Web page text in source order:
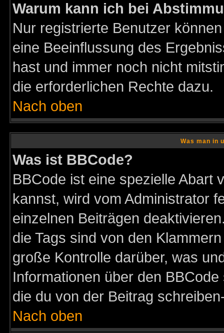
Warum kann ich bei
Nur registrierte Benutzer
eine Beeinflussung des
hast und immer noch nicht
die erforderlichen Rechte dazu.
Nach oben
Was man in
Was ist BBCode?
BBCode ist eine spezielle Abart
kannst, wird vom Administrator
einzelnen Beiträgen
die Tags sind von den
große Kontrolle darüber, was
Informationen über den
die du von der Beitrag
Nach oben